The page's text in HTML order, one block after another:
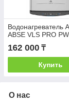
Водонагреватель
ABSE VLS PRO
162 000 ₸
Купить
О нас